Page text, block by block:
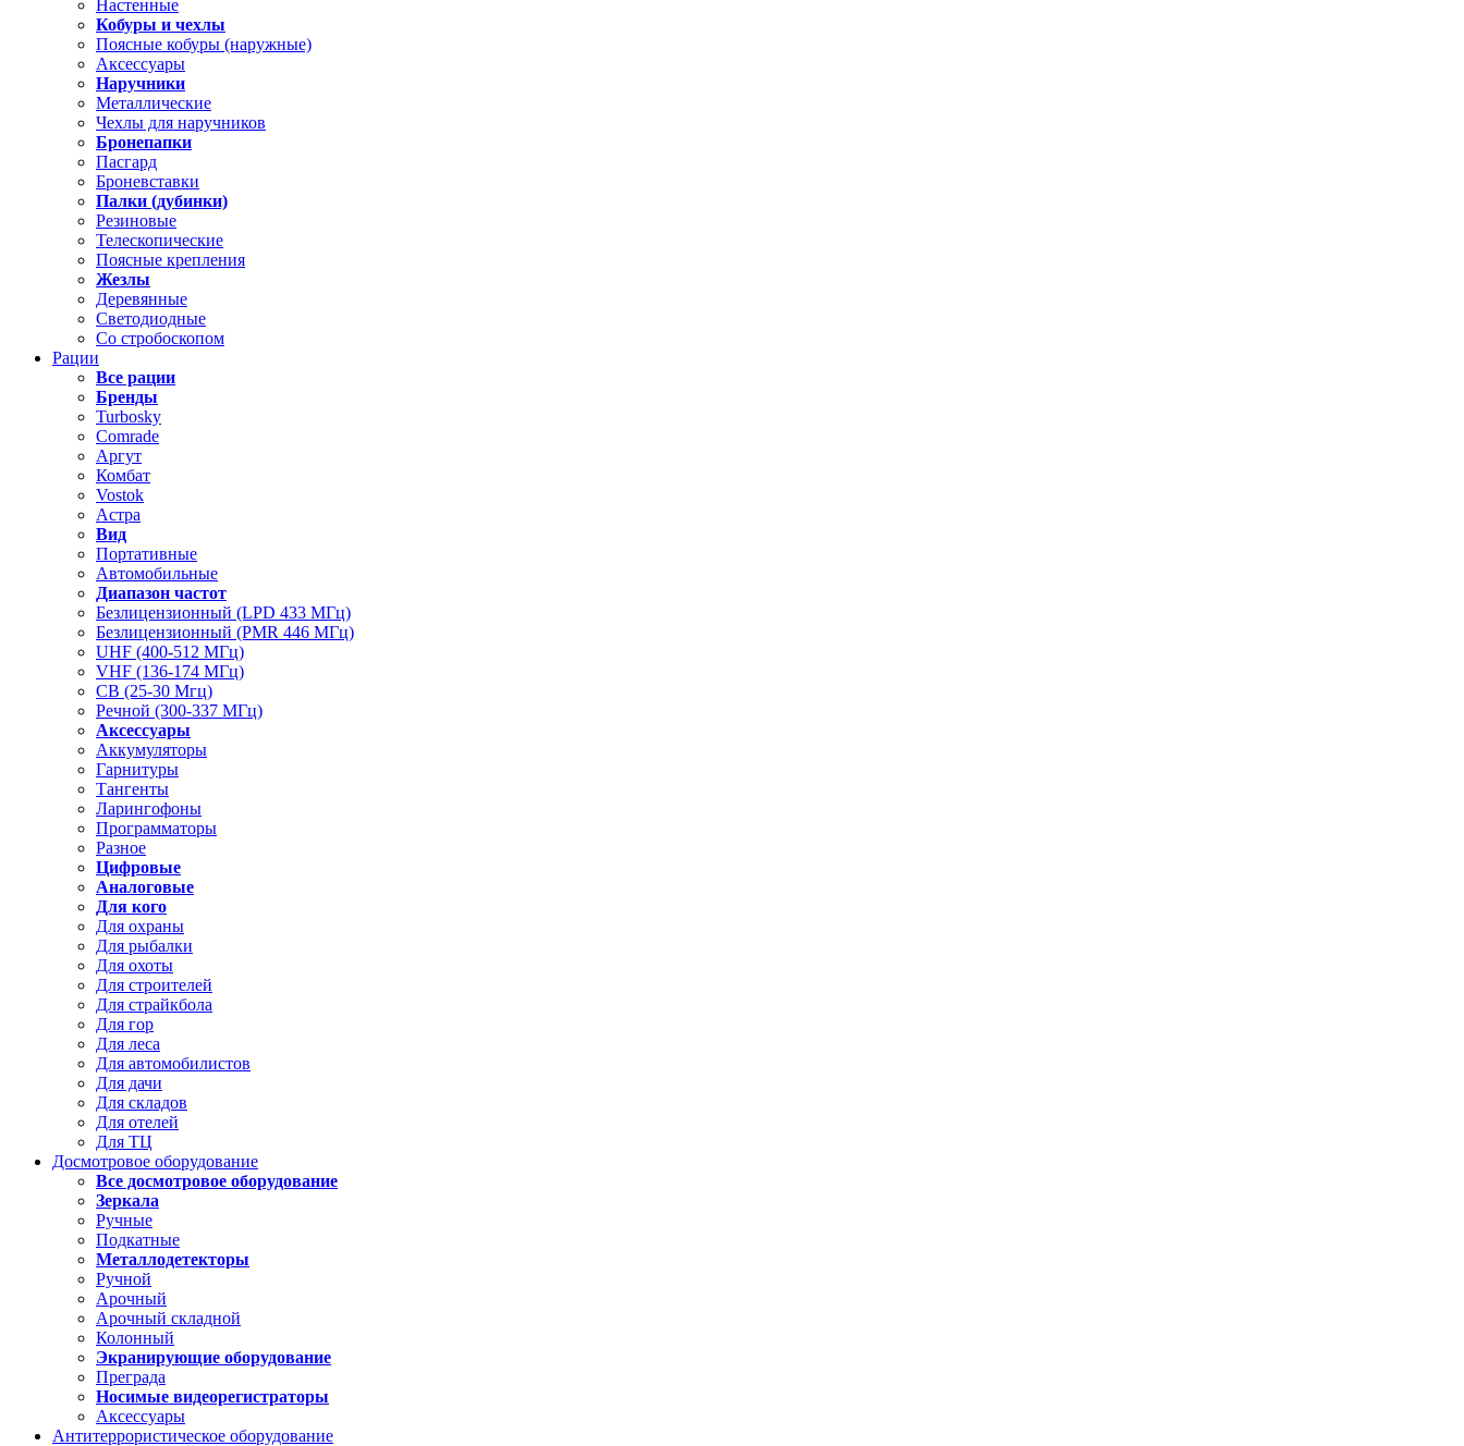
Настенные
Кобуры и чехлы
Поясные кобуры (наружные)
Аксессуары
Наручники
Металлические
Чехлы для наручников
Бронепапки
Пасгард
Броневставки
Палки (дубинки)
Резиновые
Телескопические
Поясные крепления
Жезлы
Деревянные
Светодиодные
Со стробоскопом
Рации
Все рации
Бренды
Turbosky
Comrade
Аргут
Комбат
Vostok
Астра
Вид
Портативные
Автомобильные
Диапазон частот
Безлицензионный (LPD 433 МГц)
Безлицензионный (PMR 446 МГц)
UHF (400-512 МГц)
VHF (136-174 МГц)
CB (25-30 Мгц)
Речной (300-337 МГц)
Аксессуары
Аккумуляторы
Гарнитуры
Тангенты
Ларингофоны
Программаторы
Разное
Цифровые
Аналоговые
Для кого
Для охраны
Для рыбалки
Для охоты
Для строителей
Для страйкбола
Для гор
Для леса
Для автомобилистов
Для дачи
Для складов
Для отелей
Для ТЦ
Досмотровое оборудование
Все досмотровое оборудование
Зеркала
Ручные
Подкатные
Металлодетекторы
Ручной
Арочный
Арочный складной
Колонный
Экранирующие оборудование
Преграда
Носимые видеорегистраторы
Аксессуары
Антитеррористическое оборудование